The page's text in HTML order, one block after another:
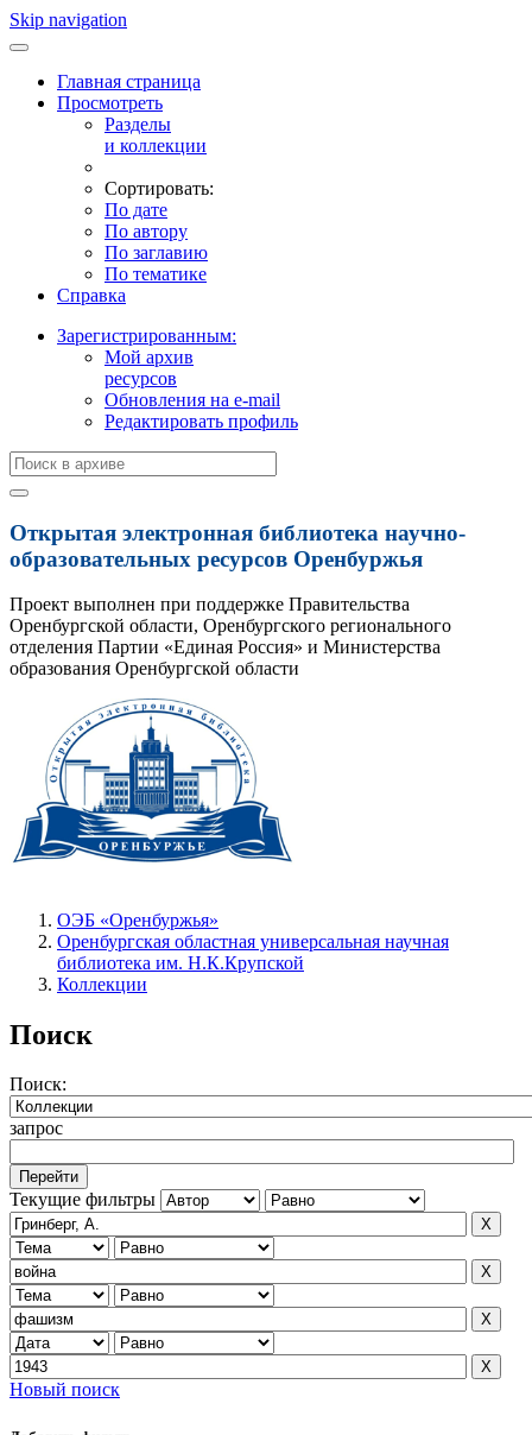
Skip navigation
Главная страница
Просмотреть
Разделы
и коллекции
Сортировать:
По дате
По автору
По заглавию
По тематике
Справка
Зарегистрированным:
Мой архив
ресурсов
Обновления на e-mail
Редактировать профиль
Открытая электронная библиотека научно-
образовательных ресурсов Оренбуржья
Проект выполнен при поддержке Правительства
Оренбургской области, Оренбургского регионального
отделения Партии «Единая Россия» и Министерства
образования Оренбургской области
ОЭБ «Оренбуржья»
Оренбургская областная универсальная научная
библиотека им. Н.К.Крупской
Коллекции
Поиск
Поиск:
запрос
Текущие фильтры
Новый поиск